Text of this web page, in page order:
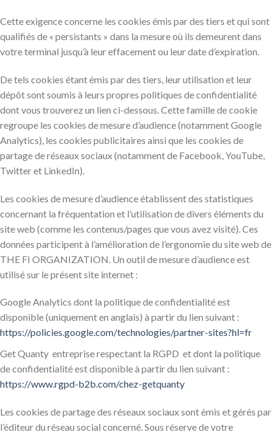
Cette exigence concerne les cookies émis par des tiers et qui sont
qualifiés de « persistants » dans la mesure où ils demeurent dans
votre terminal jusqu’à leur effacement ou leur date d’expiration.
De tels cookies étant émis par des tiers, leur utilisation et leur
dépôt sont soumis à leurs propres politiques de confidentialité
dont vous trouverez un lien ci-dessous. Cette famille de cookie
regroupe les cookies de mesure d’audience (notamment Google
Analytics), les cookies publicitaires ainsi que les cookies de
partage de réseaux sociaux (notamment de Facebook, YouTube,
Twitter et LinkedIn).
Les cookies de mesure d’audience établissent des statistiques
concernant la fréquentation et l’utilisation de divers éléments du
site web (comme les contenus/pages que vous avez visité). Ces
données participent à l’amélioration de l’ergonomie du site web de
THE FI ORGANIZATION. Un outil de mesure d’audience est
utilisé sur le présent site internet :
Google Analytics dont la politique de confidentialité est
disponible (uniquement en anglais) à partir du lien suivant :
https://policies.google.com/technologies/partner-sites?hl=fr
Get Quanty entreprise respectant la RGPD et dont la politique
de confidentialité est disponible à partir du lien suivant :
https://www.rgpd-b2b.com/chez-getquanty
Les cookies de partage des réseaux sociaux sont émis et gérés par
l’éditeur du réseau social concerné. Sous réserve de votre